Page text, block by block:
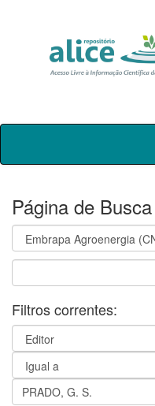
Skip
Página de Busca
Filtros correntes: